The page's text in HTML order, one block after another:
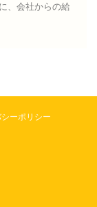
、会社からの給
ーポリシー